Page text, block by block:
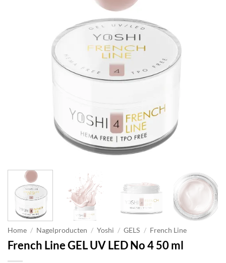
Home / Nagelproducten / Yoshi / GELS / French Line
French Line GEL UV LED No 4 50 ml